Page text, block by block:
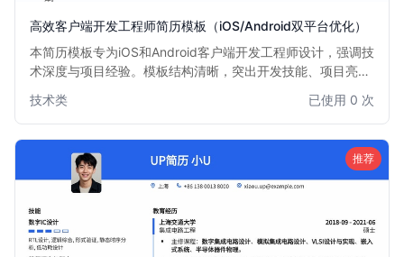
高效客户端开发工程师简历模板（iOS/Android双平台优化）
本简历模板专为iOS和Android客户端开发工程师设计，强调技
术深度与项目经验。模板结构清晰，突出开发技能、项目亮点
或Android双平台开发经验的工程师。简洁专业的版面布局，
确保信息传达高效。
技术类 已使用 0 次
推荐